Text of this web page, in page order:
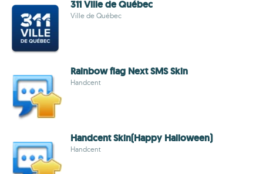
311 Ville de Québec
Ville de Québec
Rainbow flag Next SMS Skin
Handcent
Handcent Skin(Happy Halloween)
Handcent